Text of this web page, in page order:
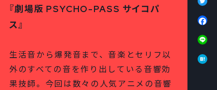
『劇場版 PSYCHO-PASS サイコパ
ス』
生活音から爆発音まで、音楽とセリフ以
外のすべての音を作り出している音響効
果技師。今回は数々の人気アニメの音響